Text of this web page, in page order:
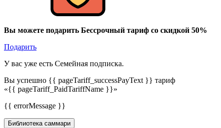
Вы можете подарить Бессрочный тариф со скидкой 50%
Подарить
У вас уже есть Семейная подписка.
Вы успешно {{ pageTariff_successPayText }} тариф
«{{ pageTariff_PaidTariffName }}»
{{ errorMessage }}
Библиотека саммари